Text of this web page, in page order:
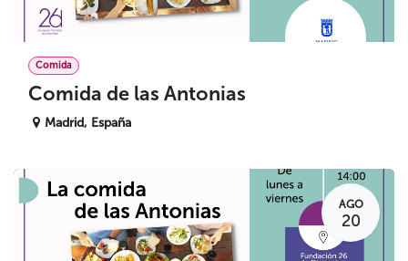
Comida
Comida de las Antonias
Madrid, España
AGO
20